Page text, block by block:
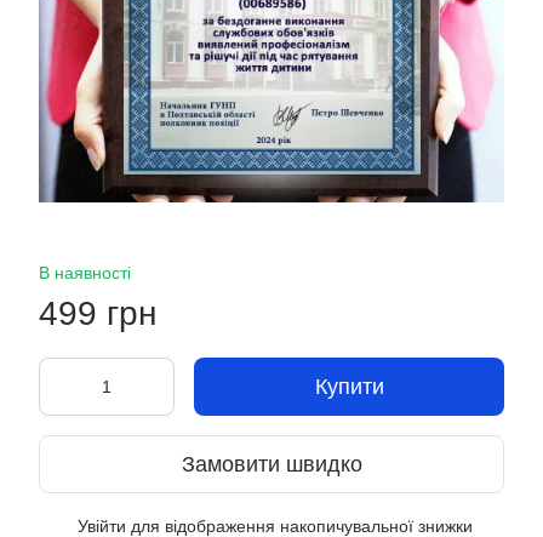
В наявності
499 грн
Купити
Замовити швидко
Увійти для відображення накопичувальної знижки